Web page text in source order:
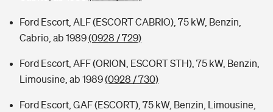
Ford Escort, ALF (ESCORT CABRIO), 75 kW, Benzin,
Cabrio, ab 1989(0928 / 729)
Ford Escort, AFF (ORION, ESCORT STH), 75 kW, Benzin,
Limousine, ab 1989(0928 / 730)
Ford Escort, GAF (ESCORT), 75 kW, Benzin, Limousine,